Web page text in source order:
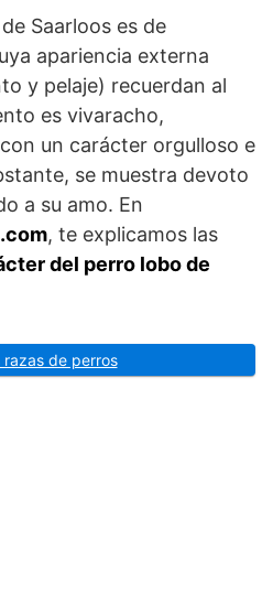
Saarloos es de
apariencia externa
y pelaje) recuerdan al
es vivaracho,
un carácter orgulloso e
se muestra devoto
a su amo. En
, te explicamos las
del perro lobo de
razas de perros